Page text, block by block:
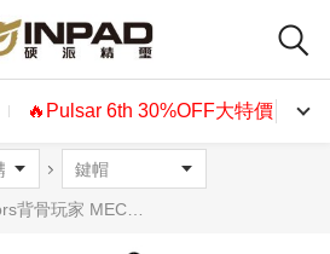
🔥Pulsar 6th 30%OFF大特價🔥
家 MECHA 機甲 PBT熱昇華108鍵帽組